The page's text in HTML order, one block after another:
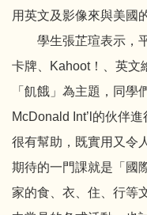
用英文及影像來與美國
學生張芷瑄表示，平
卡牌、Kahoot！、英文
「飢餓」為主題，同
McDonald Int’l的伙伴
很有幫助，既實用又令
期待的一門課就是「國
家的食、衣、住、行等